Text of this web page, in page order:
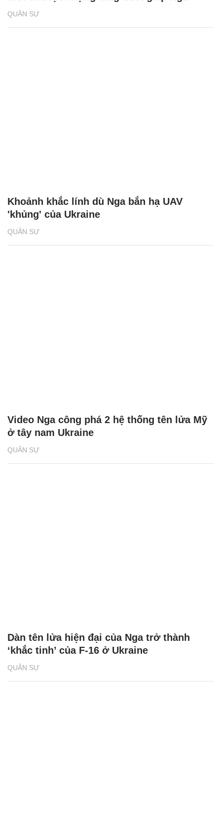
QUÂN SỰ
QUÂN SỰ
Khoảnh khắc lính dù Nga bắn hạ UAV
'khủng' của Ukraine
QUÂN SỰ
Video Nga công phá 2 hệ thống tên lửa Mỹ
ở tây nam Ukraine
QUÂN SỰ
Dàn tên lửa hiện đại của Nga trở thành
‘khắc tinh’ của F-16 ở Ukraine